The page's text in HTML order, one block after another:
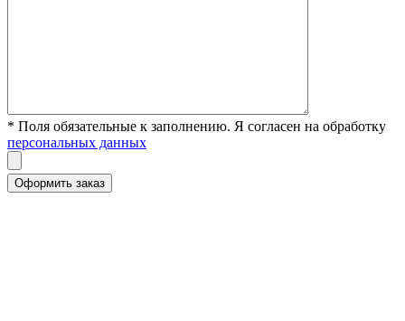
* Поля обязательные к заполнению. Я согласен на обработку
персональных данных